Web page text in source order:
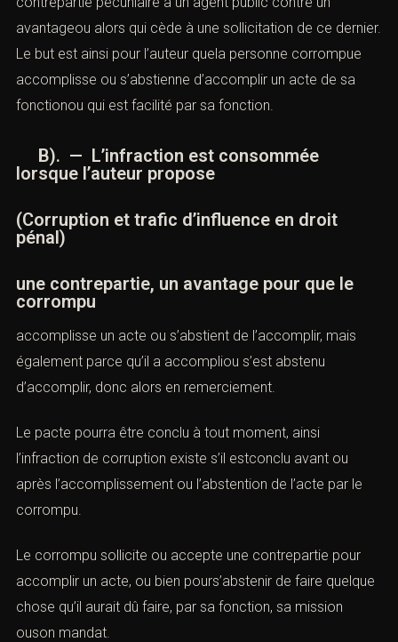
avantageou alors qui cède à une sollicitation de ce dernier.
Le but est ainsi pour l’auteur quela personne corrompue
accomplisse ou s’abstienne d’accomplir un acte de sa
fonctionou qui est facilité par sa fonction.
B). — L’infraction est consommée
lorsque l’auteur propose
(Corruption et trafic d’influence en droit
pénal)
une contrepartie, un avantage pour que le
corrompu
accomplisse un acte ou s’abstient de l’accomplir, mais
également parce qu’il a accompliou s’est abstenu
d’accomplir, donc alors en remerciement.
Le pacte pourra être conclu à tout moment, ainsi
l’infraction de corruption existe s’il estconclu avant ou
après l’accomplissement ou l’abstention de l’acte par le
corrompu.
Le corrompu sollicite ou accepte une contrepartie pour
accomplir un acte, ou bien pours’abstenir de faire quelque
chose qu’il aurait dû faire, par sa fonction, sa mission
ouson mandat.